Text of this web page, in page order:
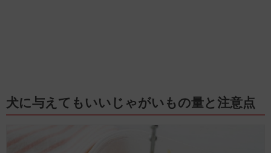
犬に与えてもいいじゃがいもの量と注意点